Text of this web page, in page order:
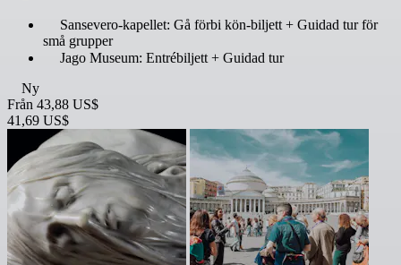
Sansevero-kapellet: Gå förbi kön-biljett + Guidad tur för
små grupper
Jago Museum: Entrébiljett + Guidad tur
Ny
Från 43,88 US$
41,69 US$